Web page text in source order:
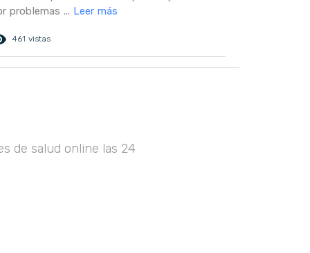
problemas ... Leer más
461 vistas
de salud online las 24